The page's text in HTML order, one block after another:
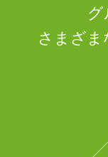
グ
さまざ